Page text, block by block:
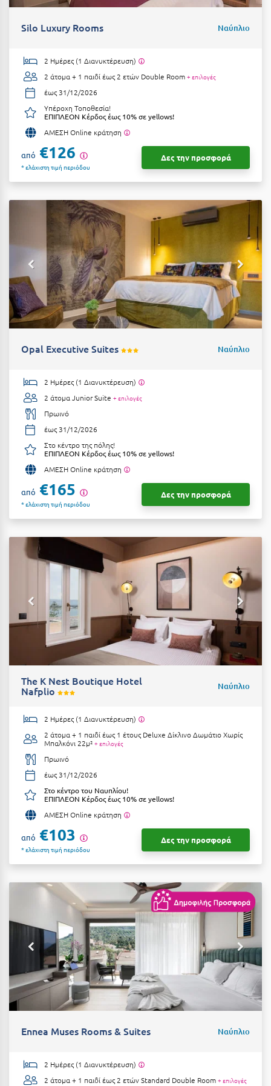
Κύμη Ευβοίας
Κυπαρισσία
Κύπρος
Κως
Λαγκάδια
Λακόπετρα Αχαΐας
Λακωνία
Λέσβος
Λευκάδα
Λήμνος
Λίμνη Πλαστήρα
Λιτόχωρο
Λουτρά Υπάτης
Λουτράκι
Λούτσα
Μάνη
Μαρώνεια
Μεθώνη
Μεσσηνία
Μετέωρα
Μήλος
Μονεμβασιά
Μουζάκι
Μπαλί Κρήτης
Μπάνσκο
Μπούκα Μεσσηνίας
Μύκονος
Μυστράς
Νάουσα
Ναυπακτία
Ναύπλιο
Νέα Μάκρη
Νέα Στύρα Εύβοιας
Silo Luxury Rooms Ναύπλιο
2 Ημέρες (1 Διανυκτέρευση)
2 άτομα + 1 παιδί έως 2 ετών Double Room + επιλογές
έως 31/12/2026
Υπέροχη Τοποθεσία!
ΕΠΙΠΛΕΟΝ Κέρδος έως 10% σε yellows!
ΑΜΕΣΗ Online κράτηση
από €126
* ελάχιστη τιμή περιόδου
Δες την προσφορά
Opal Executive Suites Ναύπλιο
2 Ημέρες (1 Διανυκτέρευση)
2 άτομα Junior Suite + επιλογές
Πρωινό
έως 31/12/2026
Στο κέντρο της πόλης!
ΕΠΙΠΛΕΟΝ Κέρδος έως 10% σε yellows!
ΑΜΕΣΗ Online κράτηση
από €165
* ελάχιστη τιμή περιόδου
Δες την προσφορά
The K Nest Boutique Hotel
Nafplio Ναύπλιο
2 Ημέρες (1 Διανυκτέρευση)
2 άτομα + 1 παιδί έως 1 έτους Deluxe Δίκλινο Δωμάτιο Χωρίς
Μπαλκόνι 22μ² + επιλογές
Πρωινό
έως 31/12/2026
Στο κέντρο του Ναυπλίου!
ΕΠΙΠΛΕΟΝ Κέρδος έως 10% σε yellows!
ΑΜΕΣΗ Online κράτηση
από €103
* ελάχιστη τιμή περιόδου
Δες την προσφορά
Ennea Muses Rooms & Suites Ναύπλιο
2 Ημέρες (1 Διανυκτέρευση)
2 άτομα + 1 παιδί έως 2 ετώνStandard Double Room + επιλογές